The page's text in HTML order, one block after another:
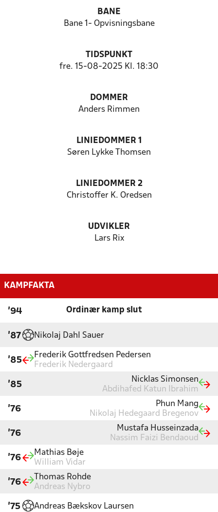
BANE
Bane 1- Opvisningsbane
TIDSPUNKT
fre. 15-08-2025 Kl. 18:30
DOMMER
Anders Rimmen
LINIEDOMMER 1
Søren Lykke Thomsen
LINIEDOMMER 2
Christoffer K. Oredsen
UDVIKLER
Lars Rix
KAMPFAKTA
'94 Ordinær kamp slut
'87 Nikolaj Dahl Sauer
'85
Frederik Gottfredsen Pedersen
Frederik Nedergaard
'85
Nicklas Simonsen
Abdihafed Katun Ibrahim
'76
Phun Mang
Nikolaj Hedegaard Bregenov
'76
Mustafa Husseinzada
Nassim Faizi Bendaoud
'76
Mathias Bøje
William Vidar
'76
Thomas Rohde
Andreas Nybro
'75 Andreas Bækskov Laursen